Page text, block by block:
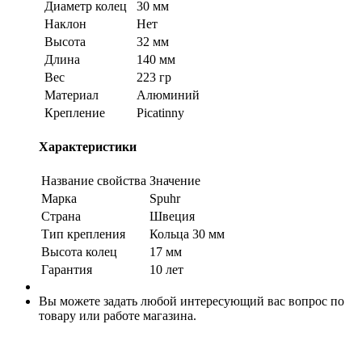
Диаметр колец
30 мм
Наклон
Нет
Высота
32 мм
Длина
140 мм
Вес
223 гр
Материал
Алюминий
Крепление
Picatinny
Характеристики
Название свойства Значение
Марка
Spuhr
Страна
Швеция
Тип крепления
Кольца 30 мм
Высота колец
17 мм
Гарантия
10 лет
Вы можете задать любой интересующий вас вопрос по
товару или работе магазина.